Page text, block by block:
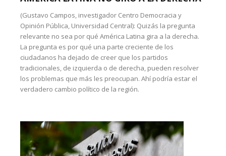
(Gustavo Campos, investigador Centro Democracia y
Opinión Pública, Universidad Central): Quizás la pregunta
relevante no sea por qué América Latina gira a la derecha.
La pregunta es por qué una parte creciente de los
ciudadanos ha dejado de creer que los partidos
tradicionales, de izquierda o de derecha, pueden resolver
los problemas que más les preocupan. Ahí podría estar el
verdadero cambio político de la región.